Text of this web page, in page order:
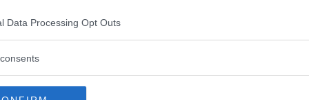
Data Processing Opt Outs